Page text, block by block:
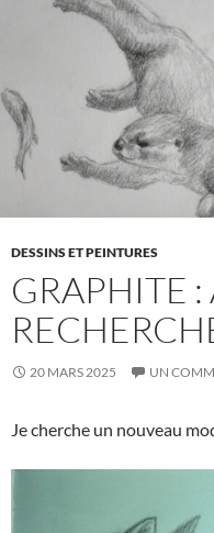
DESSINS ET PEINTURES
GRAPHITE :
20 MARS 2025 UN
Je cherche un nouveau